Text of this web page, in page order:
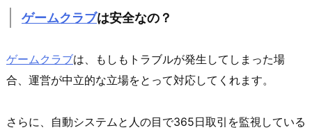
ゲームクラブは安全なの？
ゲームクラブは、もしもトラブルが発生してしまった場
合、運営が中立的な立場をとって対応してくれます。
さらに、自動システムと人の目で365日取引を監視している